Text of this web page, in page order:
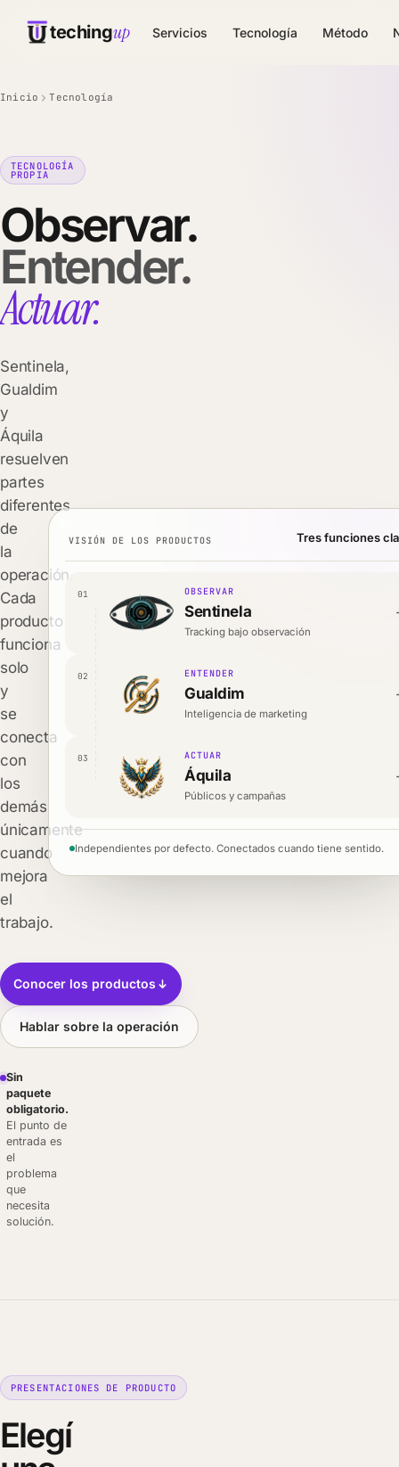
techingup Servicios Tecnología Método
Inicio Tecnología
TECNOLOGÍA
PROPIA
Observar.
Entender.
Actuar.
Sentinela,
Gualdim
y
Áquila
resuelven
partes
diferentes
de
la
operación.
Cada
producto
funciona
solo
y
se
conecta
con
los
demás
únicamente
cuando
mejora
el
trabajo.
Conocer los productos
Hablar sobre la operación
Sin
paquete
obligatorio.
El punto de
entrada es
el
problema
que
necesita
solución.
VISIÓN DE LOS PRODUCTOS Tres funciones
01 OBSERVAR
Sentinela
Tracking bajo observación
02 ENTENDER
Gualdim
Inteligencia de marketing
03 ACTUAR
Áquila
Públicos y campañas
Independientes por defecto. Conectados cuando tiene sentido.
PRESENTACIONES DE PRODUCTO
Elegí